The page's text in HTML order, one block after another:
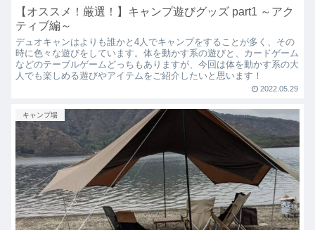
【オススメ！厳選！】キャンプ遊びグッズ part1 ～アク
ティブ編～
デュオキャンはよりも誰かと4人でキャンプをすることが多く、その
時に色々な遊びをしています。体を動かす系の遊びと、カードゲーム
などのテーブルゲームどっちもありますが、今回は体を動かす系の大
人でも楽しめる遊びやアイテムをご紹介したいと思います！
2022.05.29
キャンプ場